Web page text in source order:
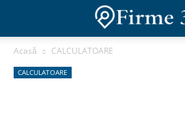
Acasă CALCULATOARE
CALCULATOARE